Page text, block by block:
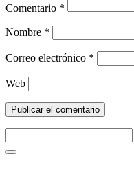
Comentario *
Nombre *
Correo electrónico *
Web